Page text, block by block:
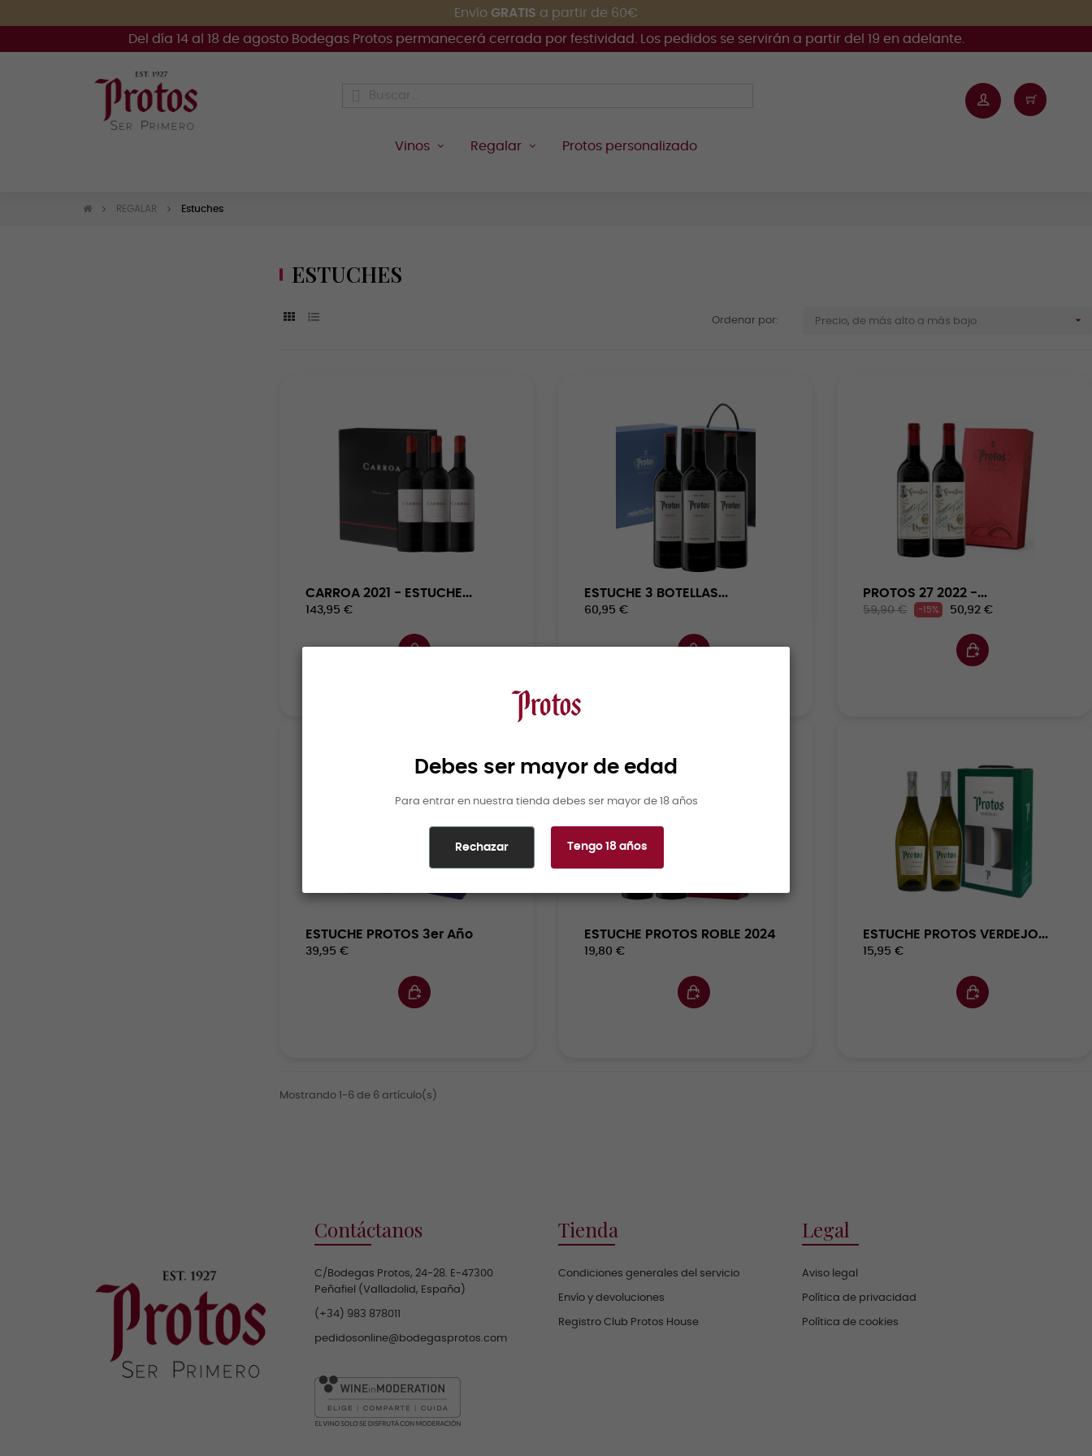
Envío GRATIS a partir de 60€
Del día 14 al 18 de agosto Bodegas Protos permanecerá cerrada por festividad. Los pedidos se servirán a partir del 19 en adelante.
Vinos Regalar Protos personalizado
REGALAR Estuches
ESTUCHES
Ordenar por: Precio, de más alto a más bajo 
CARROA 2021 - ESTUCHE...
143,95 €
ESTUCHE 3 BOTELLAS...
60,95 €
PROTOS 27 2022 -...
59,90 € -15% 50,92 €
ESTUCHE PROTOS 3er Año
39,95 €
ESTUCHE PROTOS ROBLE 2024
19,80 €
ESTUCHE PROTOS VERDEJO...
15,95 €
Mostrando 1-6 de 6 artículo(s)
Contáctanos
C/Bodegas Protos, 24-28. E-47300
Peñafiel (Valladolid, España)
(+34) 983 878011
pedidosonline@bodegasprotos.com
Tienda
Condiciones generales del servicio
Envío y devoluciones
Registro Club Protos House
Legal
Aviso legal
Política de privacidad
Política de cookies
Debes ser mayor de edad
Para entrar en nuestra tienda debes ser mayor de 18 años
Rechazar Tengo 18 años